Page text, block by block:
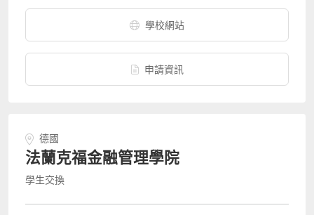
學校網站
申請資訊
德國
法蘭克福金融管理學院
學生交換